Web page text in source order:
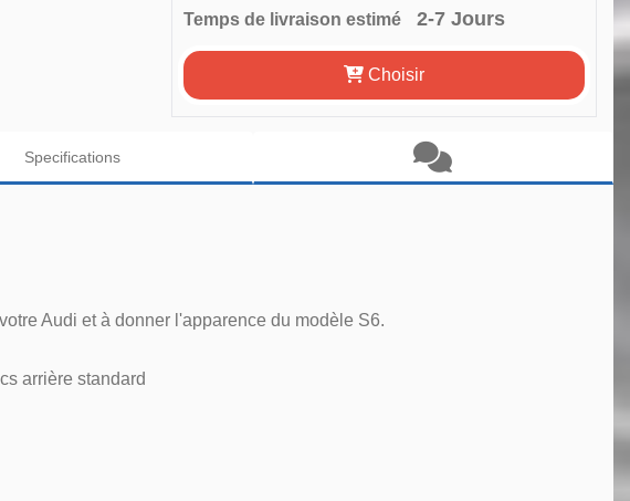
Temps de livraison estimé 2-7 Jours
Choisir
Specifications
Audi et à donner l'apparence du modèle S6.
arrière standard